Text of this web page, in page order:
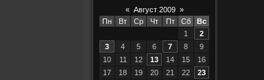
« Август 2009 »
Пн
Вт Ср Чт Пт Сб
Вс
1
2
3
4 5 6 7 8
9
10
11 12 13 14 15
16
17
18 19 20 21 22
23